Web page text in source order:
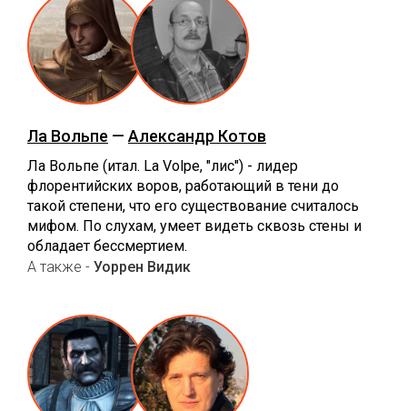
Ла Вольпе — Александр Котов
Ла Вольпе (итал. La Volpe, "лис") - лидер
флорентийских воров, работающий в тени до
такой степени, что его существование считалось
мифом. По слухам, умеет видеть сквозь стены и
обладает бессмертием.
А также - Уоррен Видик